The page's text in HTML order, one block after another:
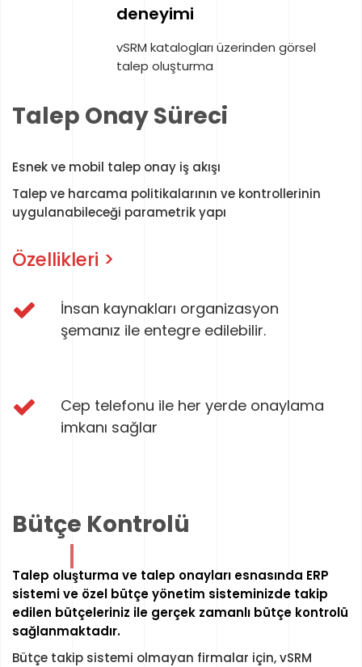
Talep Onay Süreci
Esnek ve mobil talep onay iş akışı
Talep ve harcama politikalarının ve kontrollerinin
uygulanabileceği parametrik yapı
Özellikleri >
İnsan kaynakları organizasyon
şemanız ile entegre edilebilir.
Cep telefonu ile her yerde onaylama
imkanı sağlar
Bütçe Kontrolü
Talep oluşturma ve talep onayları esnasında ERP
sistemi ve özel bütçe yönetim sisteminizde takip
edilen bütçeleriniz ile gerçek zamanlı bütçe kontrolü
sağlanmaktadır.
Bütçe takip sistemi olmayan firmalar için, vSRM